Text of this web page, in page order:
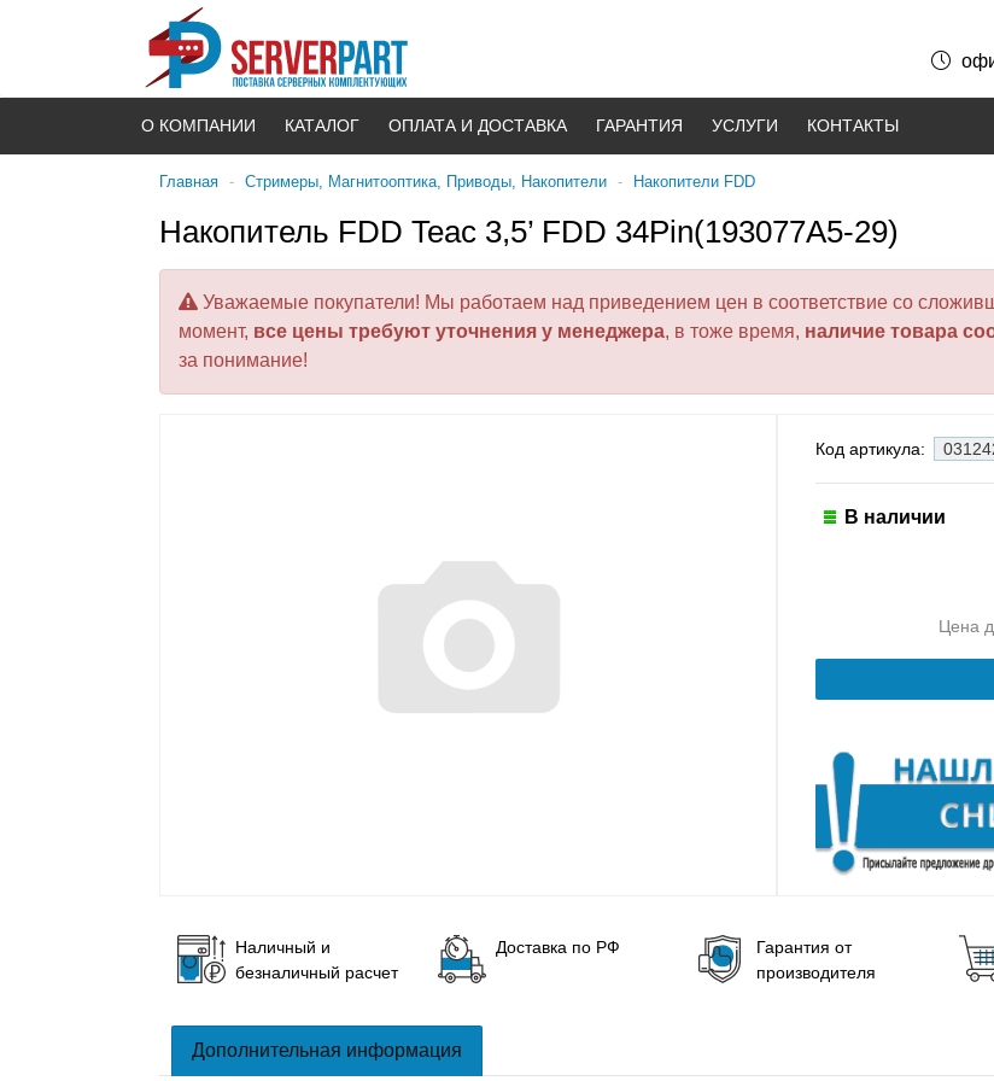
О КОМПАНИИ КАТАЛОГ ОПЛАТА И ДОСТАВКА ГАРАНТИЯ УСЛУГИ КОНТАКТЫ
Главная - Стримеры, Магнитооптика, Приводы, Накопители - Накопители FDD
Накопитель FDD Teac 3,5’ FDD 34Pin(193077A5-29)
Уважаемые покупатели! Мы работаем над приведением цен в соответствие со
момент, все цены требуют уточнения у менеджера, в тоже время, наличие товара
за понимание!
Код артикула:
В наличии
Цена
Наличный и
безналичный расчет
Доставка по РФ
Гарантия от
производителя
Дополнительная информация